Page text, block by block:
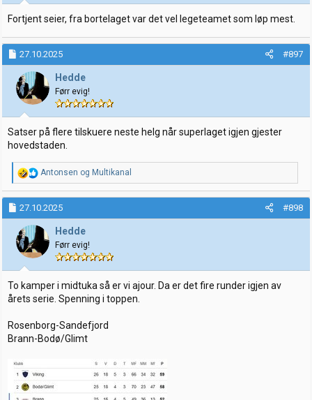
r
:
Fortjent seier, fra bortelaget var det vel legeteamet som løp mest.
27.10.2025 #897
Hedde
Førr evig!
Satser på flere tilskuere neste helg når superlaget igjen gjester
hovedstaden.
R
e
a
k
s
j
o
n
r
:
Antonsen og Multikanal
27.10.2025 #898
Hedde
Førr evig!
To kamper i midtuka så er vi ajour. Da er det fire runder igjen av
årets serie. Spenning i toppen.
Rosenborg-Sandefjord
Brann-Bodø/Glimt